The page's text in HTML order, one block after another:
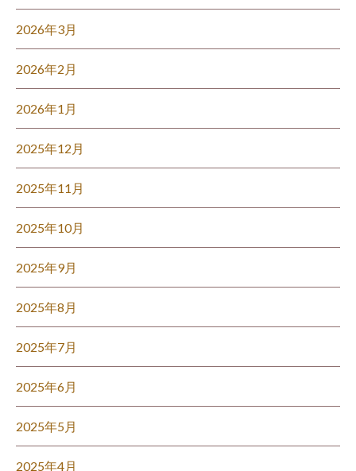
2026年3月
2026年2月
2026年1月
2025年12月
2025年11月
2025年10月
2025年9月
2025年8月
2025年7月
2025年6月
2025年5月
2025年4月